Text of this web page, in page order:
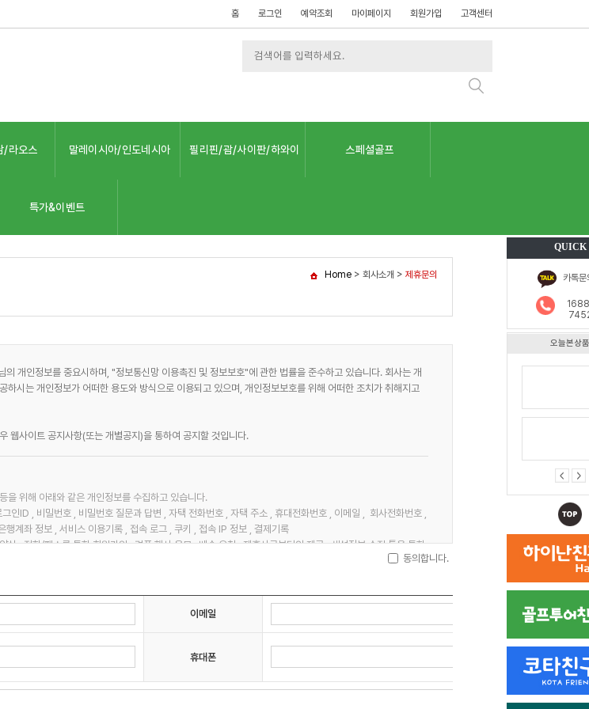
QUICK
카톡문
오늘본상품
홈 로그인 예약조회 마이페이지 회원가입 고객센터
/라오스 말레이시아/인도네시아 필리핀/괌/사이판/하와이 스페셜골프
특가&이벤트
Home > 회사소개 > 제휴문의
개인정보를 중요시하며, "정보통신망 이용촉진 및 정보보호"에 관한 법률을 준수하고 있습니다. 회사는 개
하시는 개인정보가 어떠한 용도와 방식으로 이용되고 있으며, 개인정보보호를 위해 어떠한 조치가 취해지고
웹사이트 공지사항(또는 개별공지)을 통하여 공지할 것입니다.
을 위해 아래와 같은 개인정보를 수집하고 있습니다.
인ID , 비밀번호 , 비밀번호 질문과 답변 , 자택 전화번호 , 자택 주소 , 휴대전화번호 , 이메일 , 회사전화번호 ,
행계좌 정보 , 서비스 이용기록 , 접속 로그 , 쿠키 , 접속 IP 정보 , 결제기록
식 , 전화/팩스를 통한 회원가입 , 경품 행사 응모 , 배송 요청 , 제휴사로부터의 제공 , 생성정보 수집 툴을 통한
제공에 따른 요금정산 콘텐츠 제공 , 구매 및 요금 결제 , 물품배송 또는 청구지 등 발송 , 금융거래 본인 인증
인 식별 , 불량회원의 부정 이용 방지와 비인가 사용 방지 , 가입 의사 확인 , 연령확인 , 만14세 미만 아동 개인
동의합니다.
이메일
휴대폰